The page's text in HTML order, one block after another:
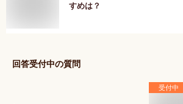
すめは？
回答受付中の質問
受付中